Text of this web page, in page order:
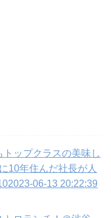
トップクラスの美味し
10年住んだ社長が人
06-13 20:22:39